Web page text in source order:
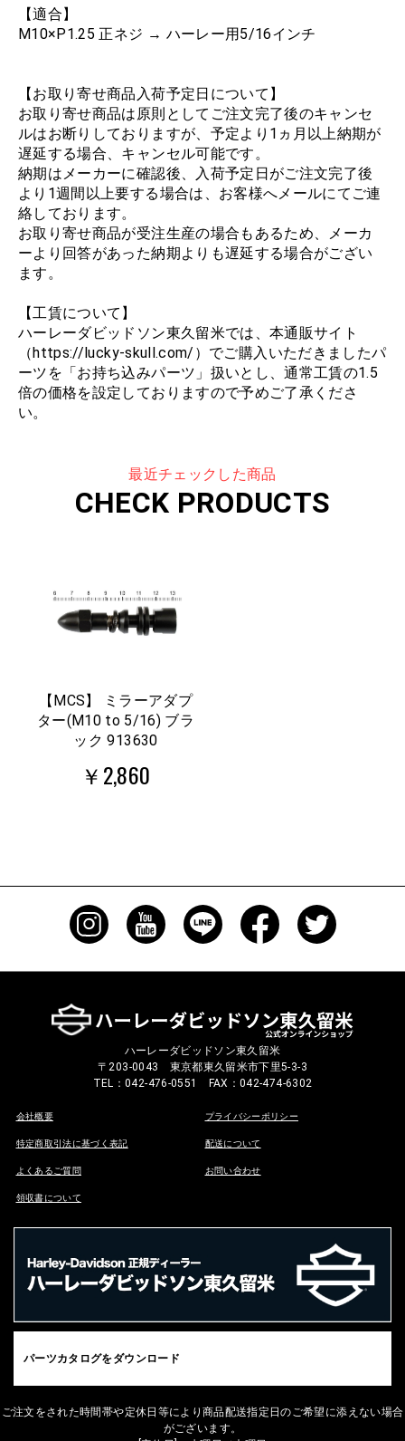
【適合】
M10×P1.25 正ネジ → ハーレー用5/16インチ
【お取り寄せ商品入荷予定日について】
お取り寄せ商品は原則としてご注文完了後のキャンセ
ルはお断りしておりますが、予定より1ヵ月以上納期が
遅延する場合、キャンセル可能です。
納期はメーカーに確認後、入荷予定日がご注文完了後
より1週間以上要する場合は、お客様へメールにてご連
絡しております。
お取り寄せ商品が受注生産の場合もあるため、メーカ
ーより回答があった納期よりも遅延する場合がござい
ます。
【工賃について】
ハーレーダビッドソン東久留米では、本通販サイト
（https://lucky-skull.com/）でご購入いただきましたパ
ーツを「お持ち込みパーツ」扱いとし、通常工賃の1.5
倍の価格を設定しておりますので予めご了承くださ
い。
最近チェックした商品
CHECK PRODUCTS
【MCS】 ミラーアダプ
ター(M10 to 5/16) ブラ
ック 913630
￥2,860
ハーレーダビッドソン東久留米
〒203-0043 東京都東久留米市下里5-3-3
TEL：042-476-0551 FAX：042-474-6302
会社概要 プライバシーポリシー
特定商取引法に基づく表記 配送について
よくあるご質問 お問い合わせ
領収書について
パーツカタログをダウンロード
ご注文をされた時間帯や定休日等により商品配送指定日のご希望に添えない場合
がございます。